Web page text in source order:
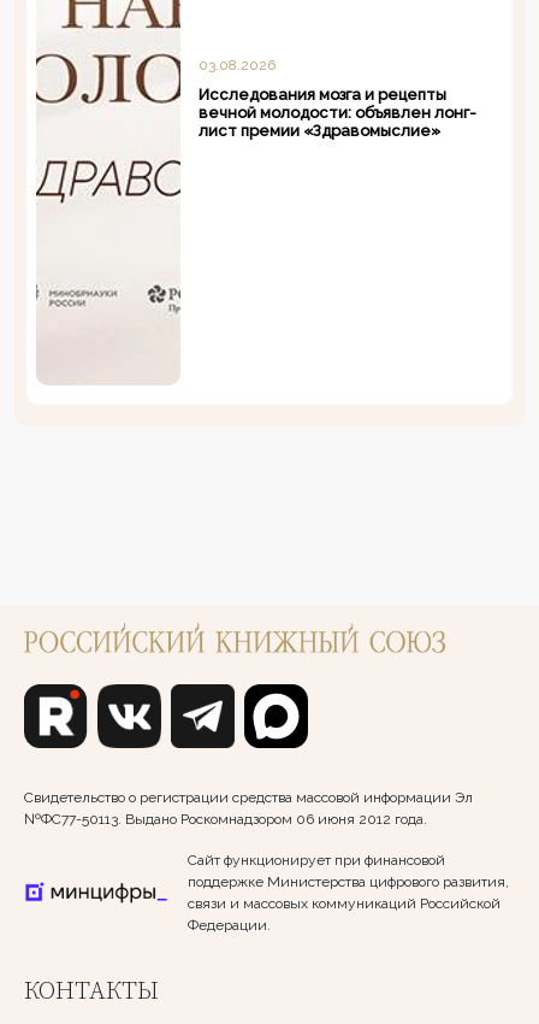
03.08.2026
Исследования мозга и рецепты
вечной молодости: объявлен лонг-
лист премии «Здравомыслие»
Свидетельство о регистрации средства массовой информации Эл
№ФС77-50113. Выдано Роскомнадзором 06 июня 2012 года.
Сайт функционирует при финансовой
поддержке Министерства цифрового развития,
связи и массовых коммуникаций Российской
Федерации.
КОНТАКТЫ